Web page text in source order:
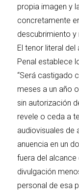
propia imagen y
concretamente
descubrimiento y
El tenor literal
Penal establece
“Será castigado
meses a un año
sin autorización
revele o ceda a
audiovisuales de
anuencia en un
fuera del
divulgación
personal de esa